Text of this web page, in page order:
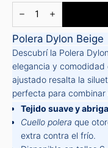
Polera Dylon Beige
Descubrí la Polera
elegancia y comodidad
ajustado resalta la
perfecta para
Tejido suave y
Cuello polera que
extra contra el frío.